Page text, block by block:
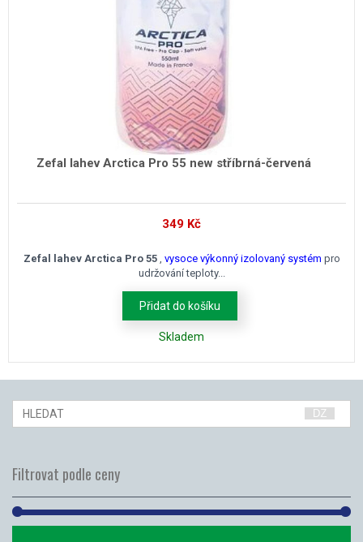
Zefal lahev Arctica Pro 55 new stříbrná-červená
349 Kč
Zefal lahev Arctica Pro 55, vysoce výkonný izolovaný systém pro
udržování teploty...
Přidat do košíku
Skladem
Filtrovat podle ceny